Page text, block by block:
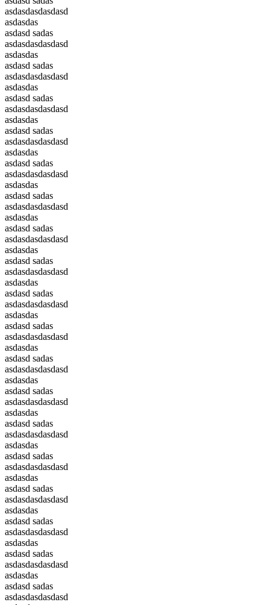
asdasdasdasdasd
asdasdas
asdasd sadas
asdasdasdasdasd
asdasdas
asdasd sadas
asdasdasdasdasd
asdasdas
asdasd sadas
asdasdasdasdasd
asdasdas
asdasd sadas
asdasdasdasdasd
asdasdas
asdasd sadas
asdasdasdasdasd
asdasdas
asdasd sadas
asdasdasdasdasd
asdasdas
asdasd sadas
asdasdasdasdasd
asdasdas
asdasd sadas
asdasdasdasdasd
asdasdas
asdasd sadas
asdasdasdasdasd
asdasdas
asdasd sadas
asdasdasdasdasd
asdasdas
asdasd sadas
asdasdasdasdasd
asdasdas
asdasd sadas
asdasdasdasdasd
asdasdas
asdasd sadas
asdasdasdasdasd
asdasdas
asdasd sadas
asdasdasdasdasd
asdasdas
asdasd sadas
asdasdasdasdasd
asdasdas
asdasd sadas
asdasdasdasdasd
asdasdas
asdasd sadas
asdasdasdasdasd
asdasdas
asdasd sadas
asdasdasdasdasd